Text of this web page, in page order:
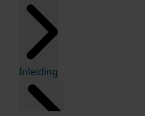
Inleiding